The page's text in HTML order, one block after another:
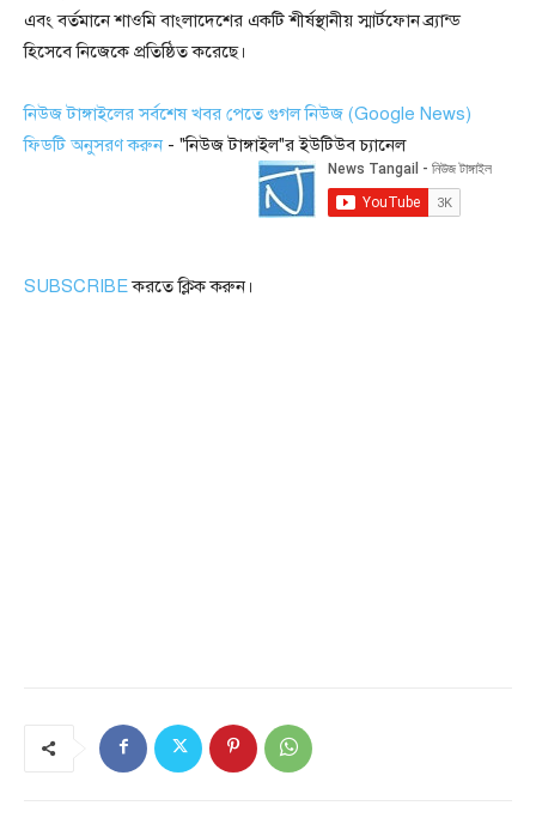
এবং বর্তমানে শাওমি বাংলাদেশের একটি শীর্ষস্থানীয় স্মার্টফোন ব্র্যান্ড
হিসেবে নিজেকে প্রতিষ্ঠিত করেছে।
নিউজ টাঙ্গাইলের সর্বশেষ খবর পেতে গুগল নিউজ (Google News)
ফিডটি অনুসরণ করুন - "নিউজ টাঙ্গাইল"র ইউটিউব চ্যানেল
SUBSCRIBEকরতে ক্লিক করুন।